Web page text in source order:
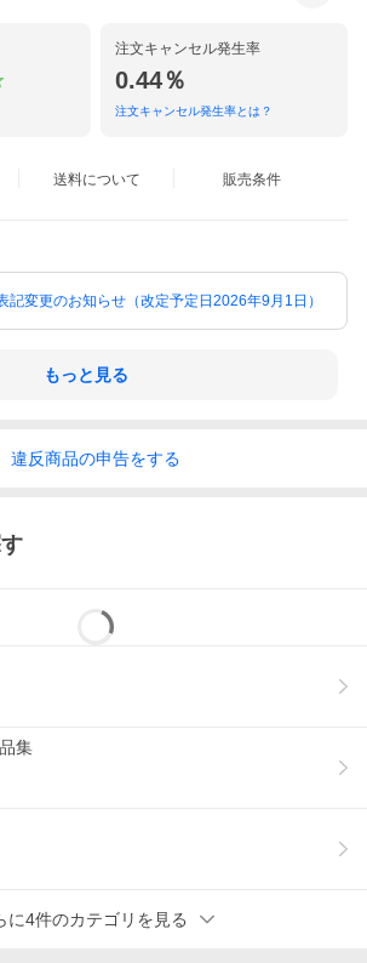
注文キャンセル発生率
0.44％
注文キャンセル発生率とは？
送料について 販売条件
記変更のお知らせ（改定予定日2026年9月1日）
もっと見る
違反商品の申告をする
集
に4件のカテゴリを見る